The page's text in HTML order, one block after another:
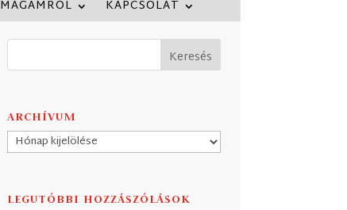
MAGAMRÓL KAPCSOLAT
ARCHÍVUM
Archívum
LEGUTÓBBI HOZZÁSZÓLÁSOK